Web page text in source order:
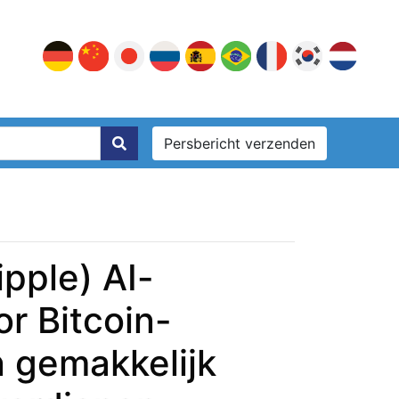
Persbericht verzenden
AI-
Bitcoin-
gemakkelijk